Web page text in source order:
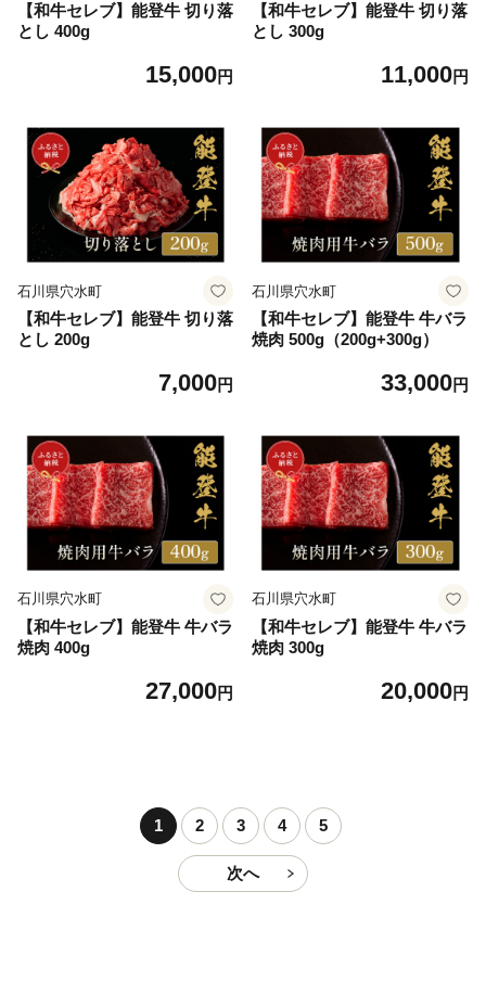
【和牛セレブ】能登牛 切り落
とし 400g
15,000円
【和牛セレブ】能登牛 切り落
とし 300g
11,000円
石川県穴水町
【和牛セレブ】能登牛 切り落
とし 200g
7,000円
石川県穴水町
【和牛セレブ】能登牛 牛バラ
焼肉 500g（200g+300g）
33,000円
石川県穴水町
【和牛セレブ】能登牛 牛バラ
焼肉 400g
27,000円
石川県穴水町
【和牛セレブ】能登牛 牛バラ
焼肉 300g
20,000円
1 2 3 4 5
次へ